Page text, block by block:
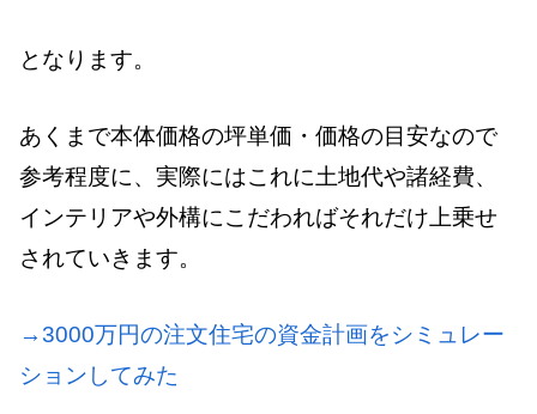
となります。
あくまで本体価格の坪単価・価格の目安なので
参考程度に、実際にはこれに土地代や諸経費、
インテリアや外構にこだわればそれだけ上乗せ
されていきます。
→3000万円の注文住宅の資金計画をシミュレー
ションしてみた